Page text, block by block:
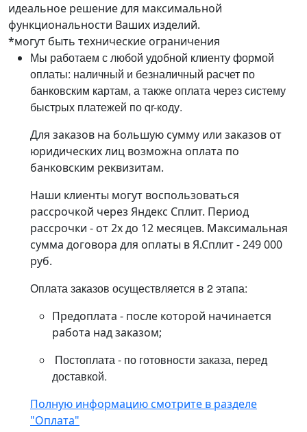
идеальное решение для максимальной
функциональности Ваших изделий.
*могут быть технические ограничения
Мы работаем с любой удобной клиенту формой
оплаты: наличный и безналичный расчет по
банковским картам, а также оплата через систему
быстрых платежей по qr-коду.
Для заказов на большую сумму или заказов от
юридических лиц возможна оплата по
банковским реквизитам.
Наши клиенты могут воспользоваться
рассрочкой через Яндекс Сплит. Период
рассрочки - от 2х до 12 месяцев. Максимальная
сумма договора для оплаты в Я.Сплит - 249 000
руб.
Оплата заказов осуществляется в 2 этапа:
Предоплата - после которой начинается
работа над заказом;
Постоплата - по готовности заказа, перед
доставкой.
Полную информацию смотрите в разделе
"Оплата"